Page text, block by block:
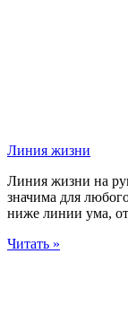
Линия жизни
Линия жизни на
значима для
ниже линии ума,
Читать »